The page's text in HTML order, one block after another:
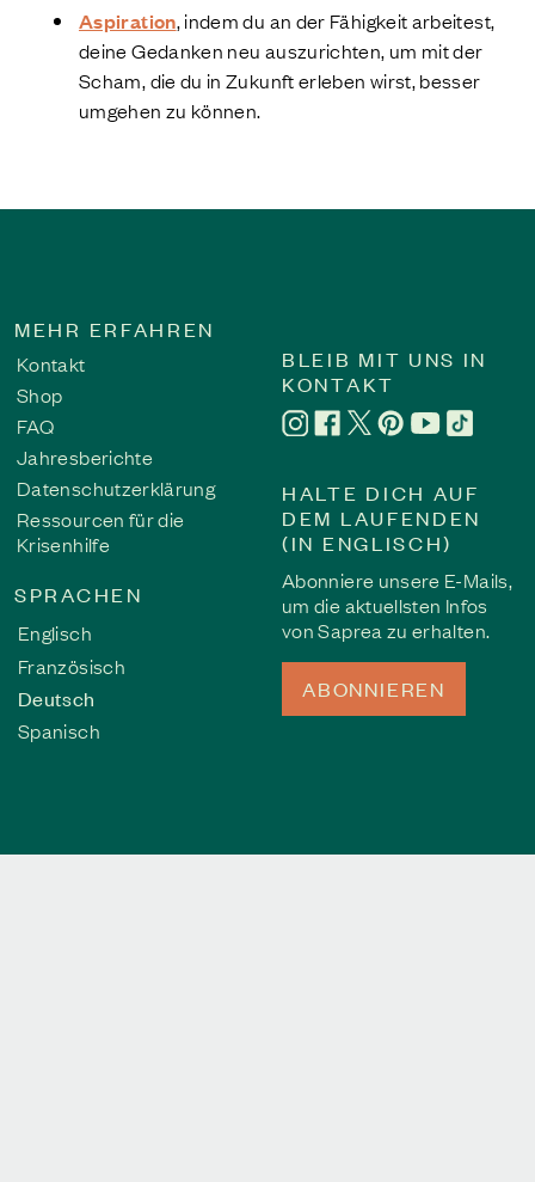
Aspiration, indem du an der Fähigkeit arbeitest,
deine Gedanken neu auszurichten, um mit der
Scham, die du in Zukunft erleben wirst, besser
umgehen zu können.
MEHR ERFAHREN
Kontakt
Shop
FAQ
Jahresberichte
Datenschutzerklärung
Ressourcen für die
Krisenhilfe
SPRACHEN
Englisch
Französisch
Deutsch
Spanisch
BLEIB MIT UNS IN
KONTAKT
HALTE DICH AUF
DEM LAUFENDEN
(IN ENGLISCH)
Abonniere unsere E-Mails,
um die aktuellsten Infos
von Saprea zu erhalten.
ABONNIEREN